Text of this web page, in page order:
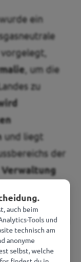
ein
, um die
zu
und liegt
der
Verwaltung
2030 auf. In
unsere
Die PARTEI,
auch beim
Tools und
technisch am
anonyme
selbst, welche